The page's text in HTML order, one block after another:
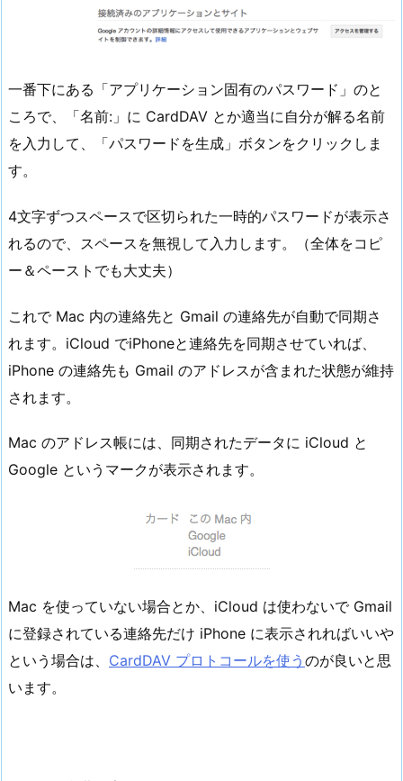
一番下にある「アプリケーション固有のパスワード」のと
ころで、「名前:」に CardDAV とか適当に自分が解る名前
を入力して、「パスワードを生成」ボタンをクリックしま
す。
4文字ずつスペースで区切られた一時的パスワードが表示さ
れるので、スペースを無視して入力します。（全体をコピ
ー＆ペーストでも大丈夫）
これで Mac 内の連絡先と Gmail の連絡先が自動で同期さ
れます。iCloud でiPhoneと連絡先を同期させていれば、
iPhone の連絡先も Gmail のアドレスが含まれた状態が維持
されます。
Mac のアドレス帳には、同期されたデータに iCloud と
Google というマークが表示されます。
Mac を使っていない場合とか、iCloud は使わないで Gmail
に登録されている連絡先だけ iPhone に表示されればいいや
という場合は、 CardDAV プロトコールを使う のが良いと思
います。